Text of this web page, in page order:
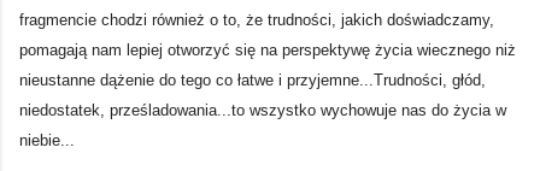
fragmencie chodzi również o to, że trudności, jakich doświadczamy,
pomagają nam lepiej otworzyć się na perspektywę życia wiecznego niż
nieustanne dążenie do tego co łatwe i przyjemne...Trudności, głód,
niedostatek, prześladowania...to wszystko wychowuje nas do życia w
niebie...